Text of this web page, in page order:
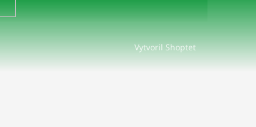
Vytvoril Shoptet